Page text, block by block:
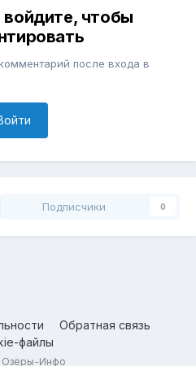
чтобы
после входа в
Подписчики 0
Обратная связь
файлы
Инфо